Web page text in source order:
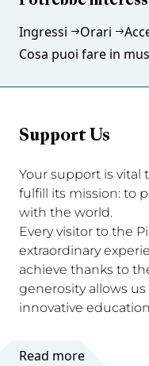
Ingressi Orari
Cosa puoi fare in
Support Us
Your support is
fulfill its mission: to
with the world.
Every visitor to the
extraordinary
achieve thanks to
generosity allows
innovative
Read more